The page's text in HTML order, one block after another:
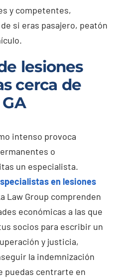
y competentes,
si eras pasajero, peatón
lesiones
cerca de
intenso provoca
o
un especialista.
en lesiones
Law Group comprenden
económicas a las que
socios para escribir un
y justicia,
la indemnización
puedas centrarte en